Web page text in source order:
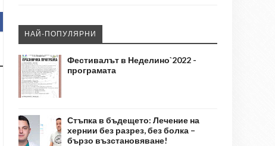
НАЙ-ПОПУЛЯРНИ
Фестивалът в Неделино`2022 -
програмата
Стъпка в бъдещето: Лечение на
хернии без разрез, без болка –
бързо възстановяване!